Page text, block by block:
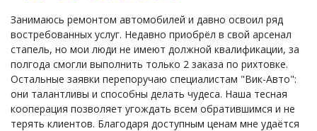
Занимаюсь ремонтом автомобилей и давно освоил ряд
востребованных услуг. Недавно приобрёл в свой арсенал
стапель, но мои люди не имеют должной квалификации, за
полгода смогли выполнить только 2 заказа по рихтовке.
Остальные заявки перепоручаю специалистам "Вик-Авто":
они талантливы и способны делать чудеса. Наша тесная
кооперация позволяет угождать всем обратившимся и не
терять клиентов. Благодаря доступным ценам мне удаётся